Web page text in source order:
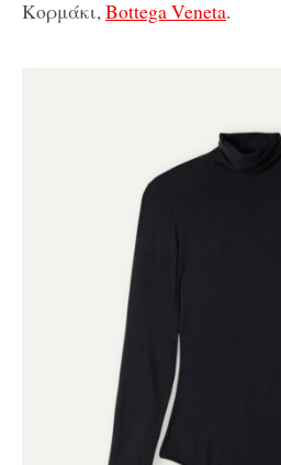
Κορμάκι,Bottega Veneta.